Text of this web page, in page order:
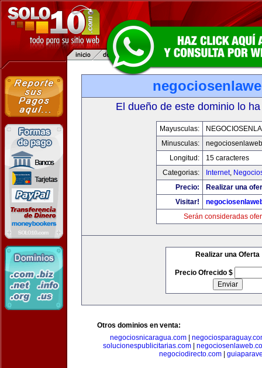
El dueño de este dominio lo
Mayusculas:
Minusculas:
Longitud:
15 caracteres
Categorias:
Internet,
Precio:
Realizar una
Visitar!
Serán consideradas
Realizar una Oferta
Precio Ofrecido $
Otros dominios en venta:
negociosnicaragua.com
solucionespublicitarias.com
negociodirecto.com